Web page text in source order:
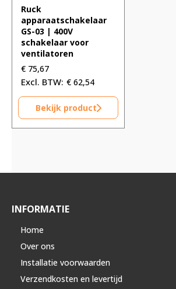
Ruck
apparaatschakelaar
GS-03 | 400V
schakelaar voor
ventilatoren
€ 75,67
€ 62,54
Bekijk product
INFORMATIE
Home
Over ons
Installatie voorwaarden
Verzendkosten en levertijd